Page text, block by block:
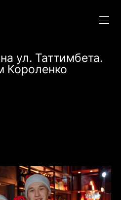
ул. Таттимбета.
Короленко